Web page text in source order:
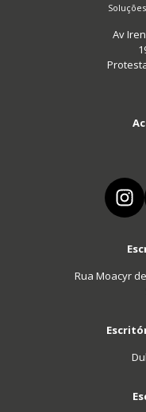
Av
Rua Moacyr